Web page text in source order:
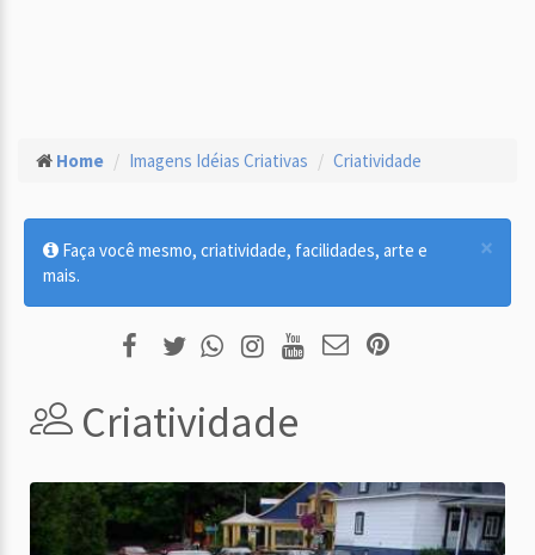
Home Imagens Idéias Criativas Criatividade
×
Faça você mesmo, criatividade, facilidades, arte e
mais.
Criatividade